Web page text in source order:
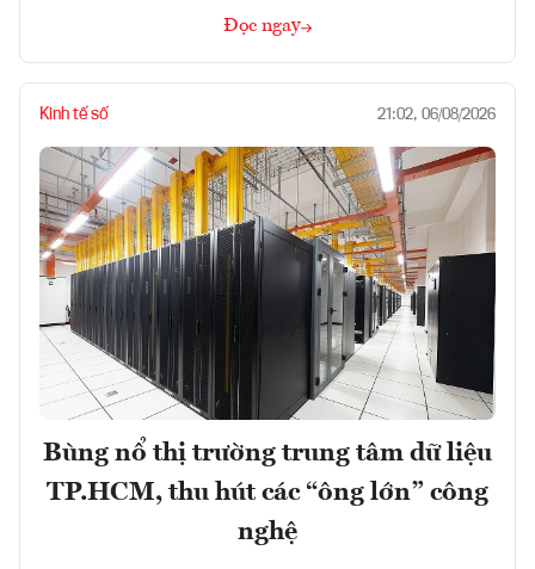
Đọc ngay
Kinh tế số 21:02, 06/08/2026
Bùng nổ thị trường trung tâm dữ liệu
TP.HCM, thu hút các “ông lớn” công
nghệ